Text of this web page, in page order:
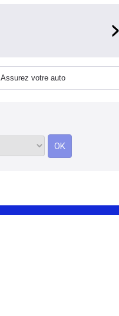
Assurez votre auto
OK